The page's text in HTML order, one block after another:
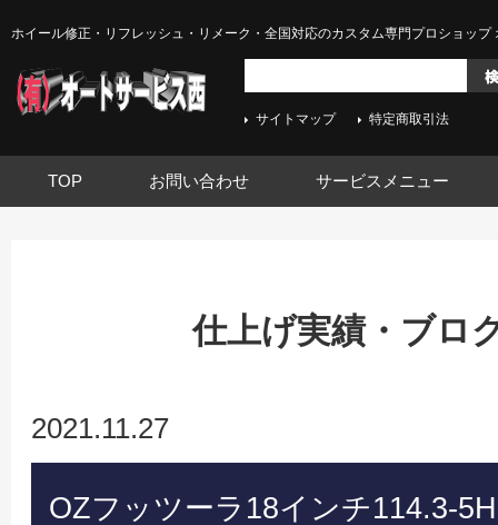
ホイール修正・リフレッシュ・リメーク・全国対応のカスタム専門プロショップ
サイトマップ 特定商取引法
TOP お問い合わせ サービスメニュー
仕上げ実績・ブロ
2021.11.27
OZフッツーラ18インチ114.3-